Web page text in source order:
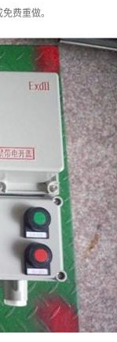
费重做。